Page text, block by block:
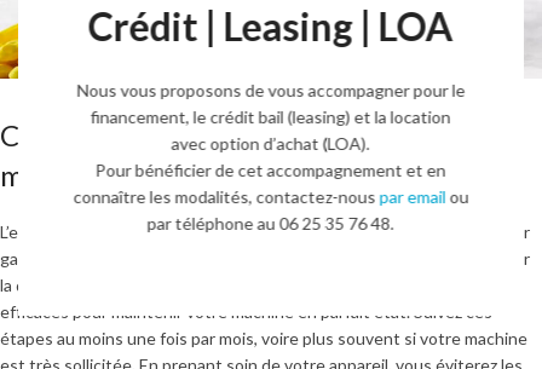
Crédit | Leasing | LOA
Nous vous proposons de vous accompagner pour le
financement, le crédit bail (leasing) et la location
avec option d’achat (LOA).
Pour bénéficier de cet accompagnement et en
connaître les modalités, contactez-nouspar email ou
par téléphone au 06 25 35 76 48.
Comment entretenir et nettoyer une
machine à glaçons ?
L’entretien et le nettoyage d’une machine à glaçons est essentiel pour
garantir son bon fonctionnement, prolonger sa durée de vie et assurer
la qualité des glaçons produits. Voici quelques conseils simples et
efficaces pour maintenir votre machine en parfait état. Suivez ces
étapes au moins une fois par mois, voire plus souvent si votre machine
est très sollicitée. En prenant soin de votre appareil, vous éviterez les